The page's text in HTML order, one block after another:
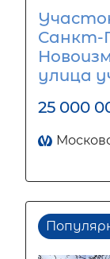
Санкт-
улица
25 000